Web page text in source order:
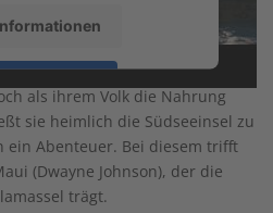
Consent
Platform&eRecht24
genervt davon, dass es ihrem
über das Riff hinaus auf den
als ihrem Volk die Nahrung
sie heimlich die Südseeinsel zu
ein Abenteuer. Bei diesem trifft
(Dwayne Johnson), der die
trägt.